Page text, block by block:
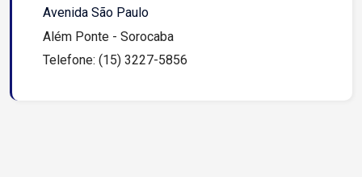
Avenida São Paulo
Além Ponte - Sorocaba
Telefone: (15) 3227-5856